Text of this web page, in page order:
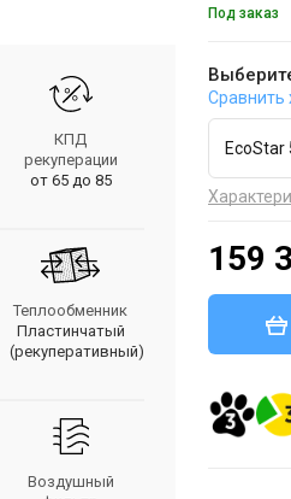
КПД
рекуперации
от 65 до 85
Теплообменник
Пластинчатый
(рекуперативный)
Воздушный
Под заказ
Сравнить
EcoStar
159